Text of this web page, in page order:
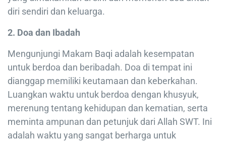
diri sendiri dan keluarga.
2. Doa dan Ibadah
Mengunjungi Makam Baqi adalah kesempatan
untuk berdoa dan beribadah. Doa di tempat ini
dianggap memiliki keutamaan dan keberkahan.
Luangkan waktu untuk berdoa dengan khusyuk,
merenung tentang kehidupan dan kematian, serta
meminta ampunan dan petunjuk dari Allah SWT. Ini
adalah waktu yang sangat berharga untuk